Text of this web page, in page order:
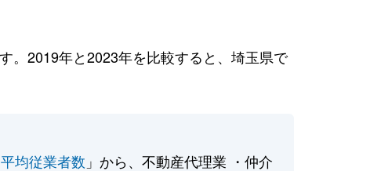
。2019年と2023年を比較すると、埼玉県で
均従業者数 」から、不動産代理業 ・仲介